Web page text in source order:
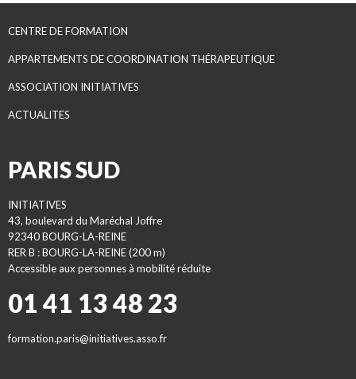
CENTRE DE FORMATION
APPARTEMENTS DE COORDINATION THÉRAPEUTIQUE
ASSOCIATION INITIATIVES
ACTUALITES
PARIS SUD
INITIATIVES
43, boulevard du Maréchal Joffre
92340 BOURG-LA-REINE
RER B : BOURG-LA-REINE (200 m)
Accessible aux personnes à mobilité réduite
01 41 13 48 23
formation.paris@initiatives.asso.fr